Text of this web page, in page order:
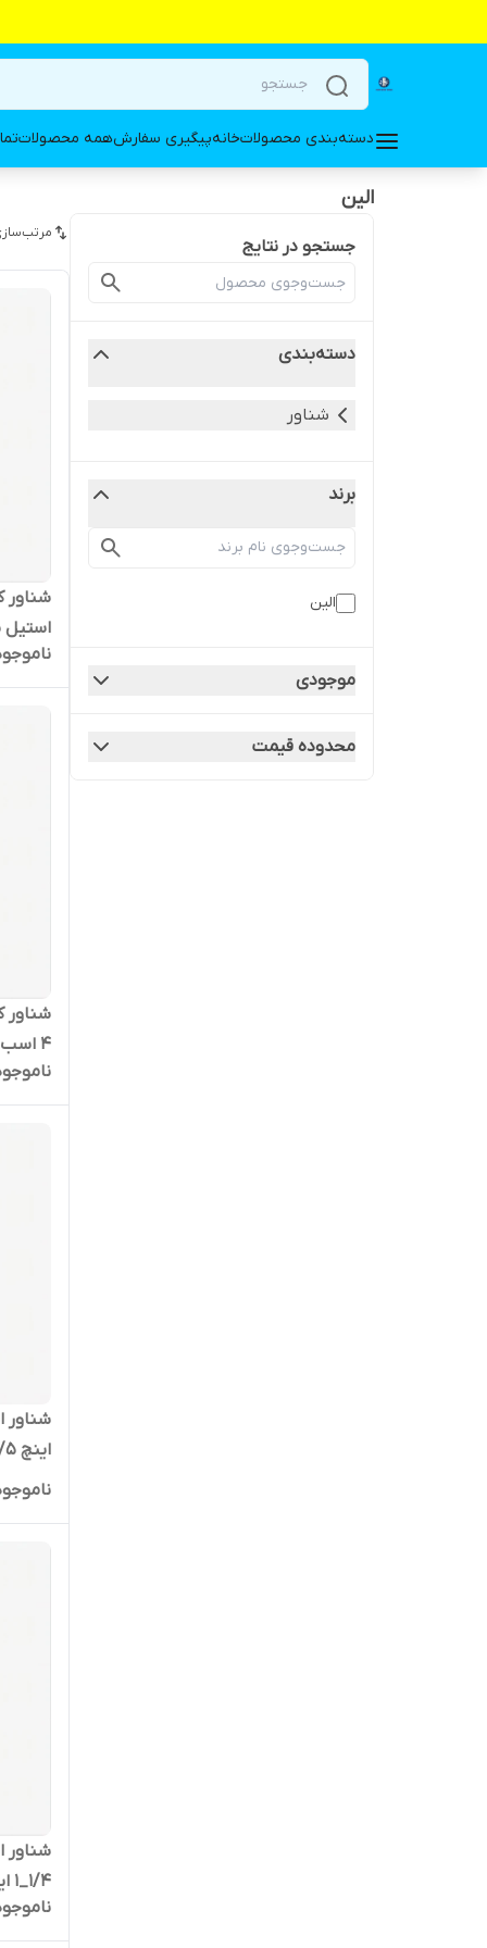
دسته‌بندی محصولاتخانهپیگیری سفارشهمه محصولات
الین
جستجو در نتایج
دسته‌بندی
شناور
برند
الین
موجودی
محدوده قیمت
4/8
4 اسب تکفاز مدل 4SDM-4/32
10/21
4/28